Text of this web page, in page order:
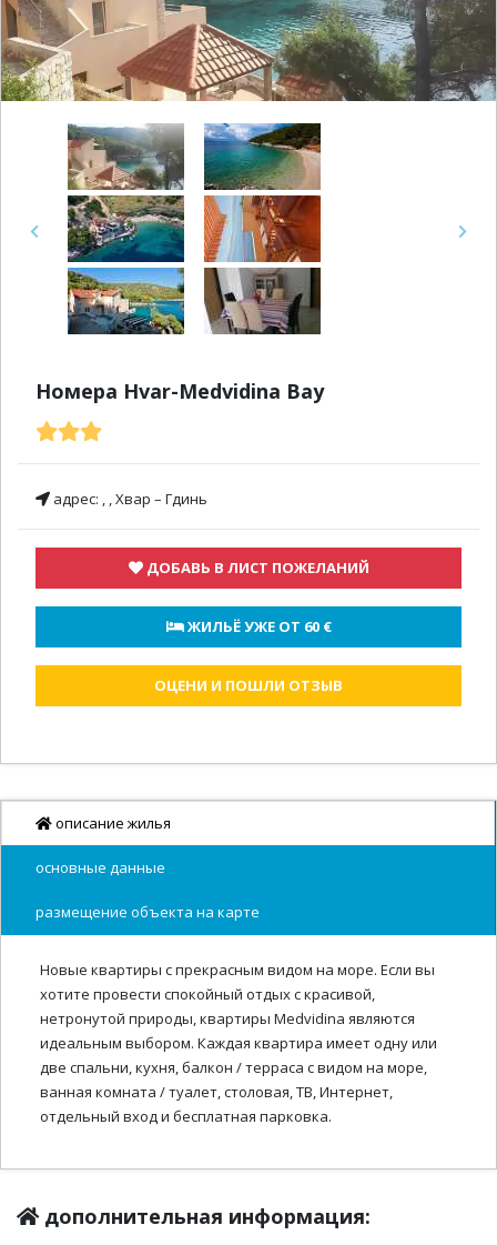
Previous Next
Номера Hvar-Medvidina Bay
адрес: , , Хвар – Гдинь
ДОБАВЬ В ЛИСТ ПОЖЕЛАНИЙ
ЖИЛЬЁ УЖЕ ОТ 60 €
ОЦЕНИ И ПОШЛИ ОТЗЫВ
описание жилья
основные данные
размещение объекта на карте
Новые квартиры с прекрасным видом на море. Если вы
хотите провести спокойный отдых с красивой,
нетронутой природы, квартиры Medvidina являются
идеальным выбором. Каждая квартира имеет одну или
две спальни, кухня, балкон / терраса с видом на море,
ванная комната / туалет, столовая, ТВ, Интернет,
отдельный вход и бесплатная парковка.
дополнительная информация: